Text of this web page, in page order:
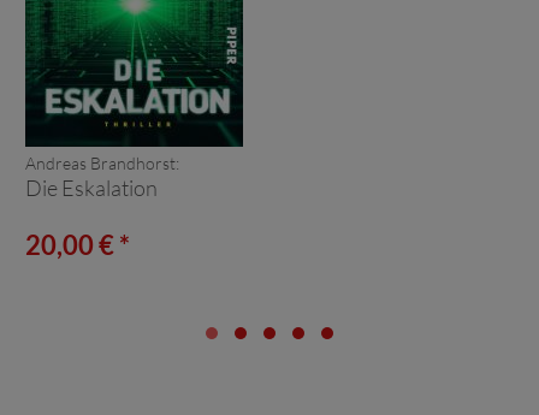
Andreas Brandhorst:
Die Eskalation
20,00 € *